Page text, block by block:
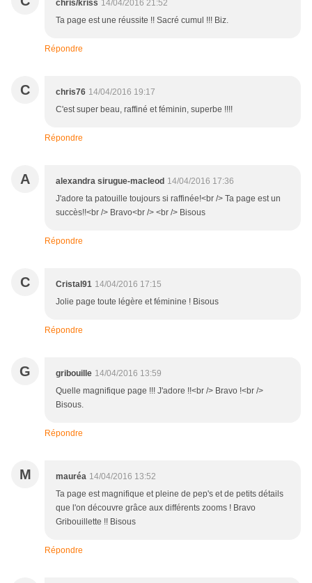
chris/kriss 14/04/2016 21:52
Ta page est une réussite !! Sacré cumul !!! Biz.
Répondre
C chris76 14/04/2016 19:17
C'est super beau, raffiné et féminin, superbe !!!!
Répondre
A alexandra sirugue-macleod 14/04/2016 17:36
J'adore ta patouille toujours si raffinée!<br /> Ta page est un
succès!!<br /> Bravo<br /> <br /> Bisous
Répondre
C Cristal91 14/04/2016 17:15
Jolie page toute légère et féminine ! Bisous
Répondre
G gribouille 14/04/2016 13:59
Quelle magnifique page !!! J'adore !!<br /> Bravo !<br />
Bisous.
Répondre
M mauréa 14/04/2016 13:52
Ta page est magnifique et pleine de pep's et de petits détails
que l'on découvre grâce aux différents zooms ! Bravo
Gribouillette !! Bisous
Répondre